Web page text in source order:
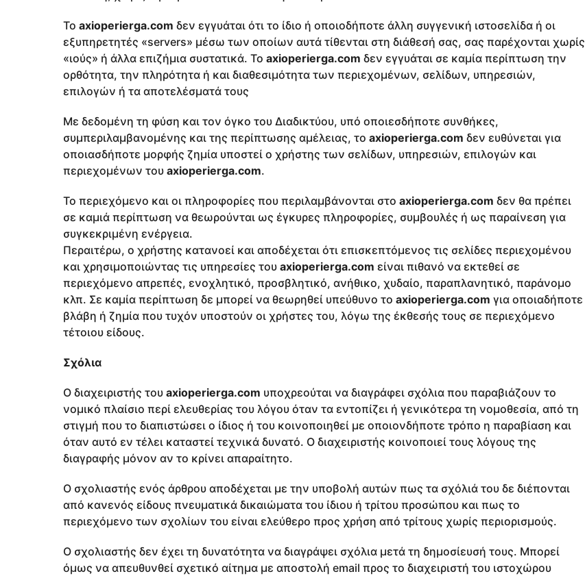
Το axioperierga.com δεν εγγυάται ότι το ίδιο ή οποιοδήποτε άλλη συγγενική ιστοσελίδα ή οι
εξυπηρετητές «servers» μέσω των οποίων αυτά τίθενται στη διάθεσή σας, σας παρέχονται χωρίς
«ιούς» ή άλλα επιζήμια συστατικά. Το axioperierga.com δεν εγγυάται σε καμία περίπτωση την
ορθότητα, την πληρότητα ή και διαθεσιμότητα των περιεχομένων, σελίδων, υπηρεσιών,
επιλογών ή τα αποτελέσματά τους
Με δεδομένη τη φύση και τον όγκο του Διαδικτύου, υπό οποιεσδήποτε συνθήκες,
συμπεριλαμβανομένης και της περίπτωσης αμέλειας, το axioperierga.com δεν ευθύνεται για
οποιασδήποτε μορφής ζημία υποστεί ο χρήστης των σελίδων, υπηρεσιών, επιλογών και
περιεχομένων του axioperierga.com.
Το περιεχόμενο και οι πληροφορίες που περιλαμβάνονται στο axioperierga.com δεν θα πρέπει
σε καμιά περίπτωση να θεωρούνται ως έγκυρες πληροφορίες, συμβουλές ή ως παραίνεση για
συγκεκριμένη ενέργεια.
Περαιτέρω, ο χρήστης κατανοεί και αποδέχεται ότι επισκεπτόμενος τις σελίδες περιεχομένου
και χρησιμοποιώντας τις υπηρεσίες του axioperierga.com είναι πιθανό να εκτεθεί σε
περιεχόμενο απρεπές, ενοχλητικό, προσβλητικό, ανήθικο, χυδαίο, παραπλανητικό, παράνομο
κλπ. Σε καμία περίπτωση δε μπορεί να θεωρηθεί υπεύθυνο το axioperierga.com για οποιαδήποτε
βλάβη ή ζημία που τυχόν υποστούν οι χρήστες του, λόγω της έκθεσής τους σε περιεχόμενο
τέτοιου είδους.
Σχόλια
Ο διαχειριστής του axioperierga.com υποχρεούται να διαγράφει σχόλια που παραβιάζουν το
νομικό πλαίσιο περί ελευθερίας του λόγου όταν τα εντοπίζει ή γενικότερα τη νομοθεσία, από τη
στιγμή που το διαπιστώσει ο ίδιος ή του κοινοποιηθεί με οποιονδήποτε τρόπο η παραβίαση και
όταν αυτό εν τέλει καταστεί τεχνικά δυνατό. Ο διαχειριστής κοινοποιεί τους λόγους της
διαγραφής μόνον αν το κρίνει απαραίτητο.
Ο σχολιαστής ενός άρθρου αποδέχεται με την υποβολή αυτών πως τα σχόλιά του δε διέπονται
από κανενός είδους πνευματικά δικαιώματα του ίδιου ή τρίτου προσώπου και πως το
περιεχόμενο των σχολίων του είναι ελεύθερο προς χρήση από τρίτους χωρίς περιορισμούς.
Ο σχολιαστής δεν έχει τη δυνατότητα να διαγράψει σχόλια μετά τη δημοσίευσή τους. Μπορεί
όμως να απευθυνθεί σχετικό αίτημα με απoστολή email προς το διαχειριστή του ιστοχώρου